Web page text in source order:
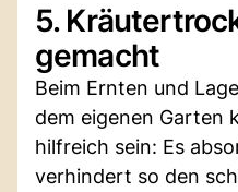
5.
gemacht
Beim Ernten und
dem eigenen Garten
hilfreich sein: Es
verhindert so den